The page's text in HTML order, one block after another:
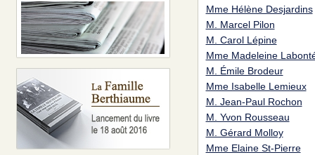
Mme Hélène Desjardins
M. Marcel Pilon
M. Carol Lépine
Mme Madeleine
M. Émile Brodeur
Mme Isabelle Lemieux
M. Jean-Paul Rochon
M. Yvon Rousseau
M. Gérard Molloy
Mme Elaine St-Pierre